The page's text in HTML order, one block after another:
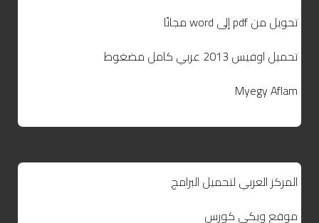
تحويل من pdf إلى word مجانًا
تحميل اوفيس 2013 عربي كامل مضغوط
Myegy Aflam
المركز العربي لتحميل البرامج
موقع ويكي كورس